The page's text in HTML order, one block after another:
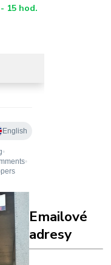
15 hod.
Emailové
adresy